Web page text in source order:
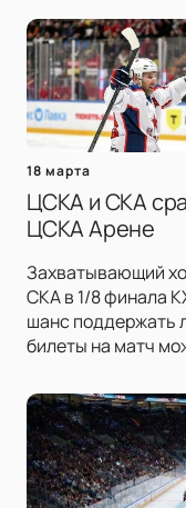
18 марта
ЦСКА и СКА
ЦСКА Арене
Захватывающий
СКА в 1/8 финала
шанс поддержать
билеты на матч